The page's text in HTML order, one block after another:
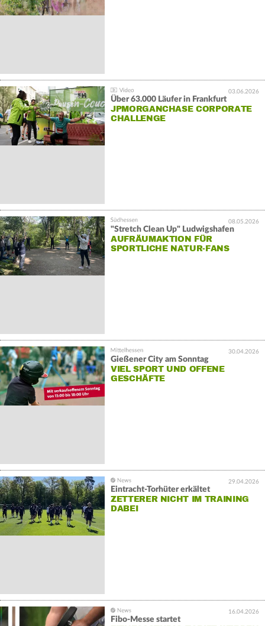
03.06.2026
Über 63.000 Läufer in Frankfurt
JPMORGANCHASE CORPORATE
CHALLENGE
08.05.2026
"Stretch Clean Up" Ludwigshafen
AUFRÄUMAKTION FÜR
SPORTLICHE NATUR-FANS
30.04.2026
Gießener City am Sonntag
VIEL SPORT UND OFFENE
GESCHÄFTE
29.04.2026
Eintracht-Torhüter erkältet
ZETTERER NICHT IM TRAINING
DABEI
16.04.2026
Fibo-Messe startet